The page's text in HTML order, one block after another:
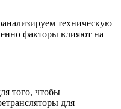
техническую
факторы влияют на
того, чтобы
для